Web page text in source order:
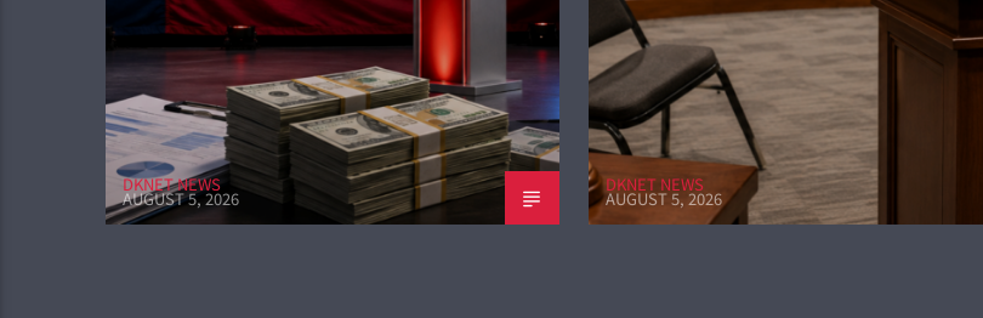
DKNET NEWS
AUGUST 5, 2026
DKNET NEWS
AUGUST 5, 2026